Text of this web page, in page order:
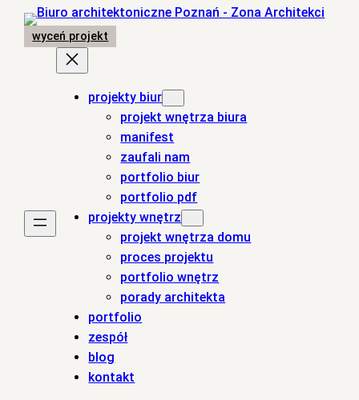
Przejdź
wyceń projekt
projekty biur
projekt wnętrza biura
manifest
zaufali nam
portfolio biur
portfolio pdf
projekty wnętrz
projekt wnętrza domu
proces projektu
portfolio wnętrz
porady architekta
portfolio
zespół
blog
kontakt